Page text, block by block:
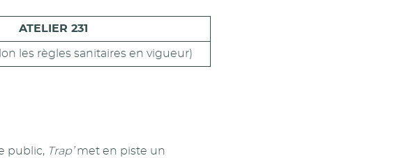
ATELIER 231
les règles sanitaires en vigueur)
public, Trap’met en piste un